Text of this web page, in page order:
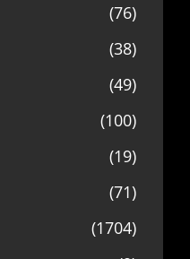
(76)
(38)
(49)
(100)
(19)
(71)
(1704)